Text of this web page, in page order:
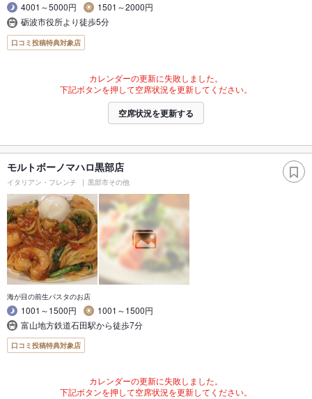
4001～5000円
1501～2000円
砺波市役所より徒歩5分
口コミ投稿特典対象店
カレンダーの更新に失敗しました。
下記ボタンを押して空席状況を更新してください。
空席状況を更新する
モルトボーノマハロ黒部店
イタリアン・フレンチ 黒部市その他
海が目の前生パスタのお店
1001～1500円
1001～1500円
富山地方鉄道石田駅から徒歩7分
口コミ投稿特典対象店
カレンダーの更新に失敗しました。
下記ボタンを押して空席状況を更新してください。